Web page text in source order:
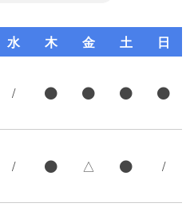
水 木 金 土
日
/
/ △ /